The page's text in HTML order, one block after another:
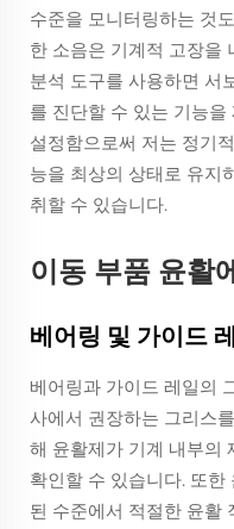
수준을 모니터링하는 것
한 소음은 기계적 고장을
분석 도구를 사용하면 서
를 진단할 수 있는 기능
설정함으로써 저는 정기
능을 최상의 상태로 유지
취할 수 있습니다.
이동 부품 윤활
베어링 및 가이드
베어링과 가이드 레일의
사에서 권장하는 그리스
해 윤활제가 기계 내부의
확인할 수 있습니다. 또
된 수준에서 적절한 윤활